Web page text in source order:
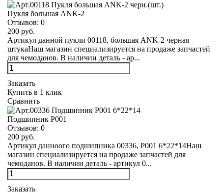
Пукля большая ANK-2
Отзывов: 0
200 руб.
Артикул данной пукли 00118, большая ANK-2 черная
штукаНаш магазин специализируется на продаже запчастей
для чемоданов. В наличии деталь - ар...
Заказать
Купить в 1 клик
Сравнить
Подшипник Р001
Отзывов: 0
200 руб.
Артикул данноого подшипника 00336, Р001 6*22*14Наш
магазин специализируется на продаже запчастей для
чемоданов. В наличии деталь - артикул 0...
Заказать